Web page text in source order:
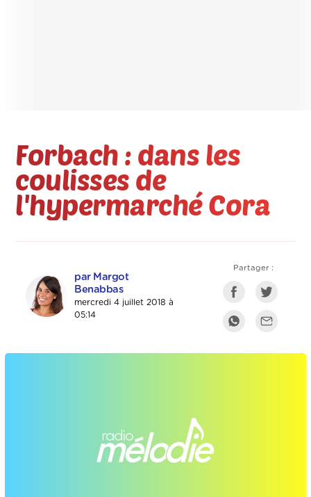
Forbach : dans les
coulisses de
l'hypermarché Cora
par Margot
Benabbas
mercredi 4 juillet 2018 à
05:14
Partager :